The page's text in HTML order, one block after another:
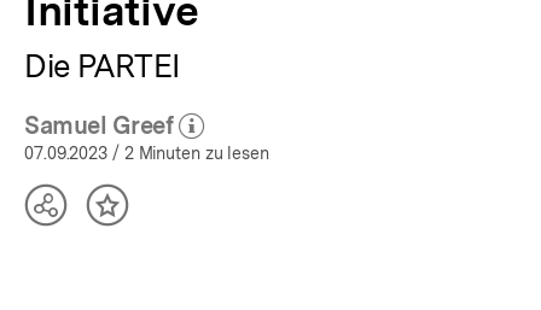
Initiative
Die PARTEI
Samuel Greef
(Mehr zum Autor)
öffnen
07.09.2023 / 2 Minuten zu lesen
TeilenInhalt